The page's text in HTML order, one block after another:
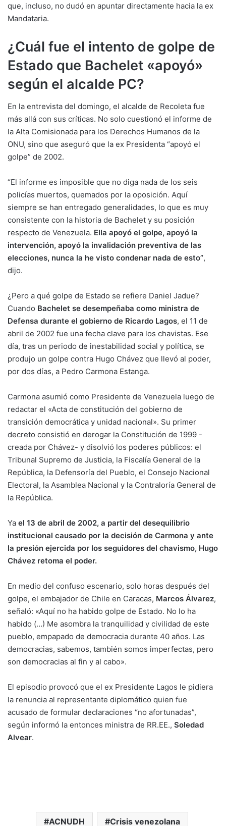
que, incluso, no dudó en apuntar directamente hacia la ex
Mandataria.
¿Cuál fue el intento de golpe de
Estado que Bachelet «apoyó»
según el alcalde PC?
En la entrevista del domingo, el alcalde de Recoleta fue
más allá con sus críticas. No solo cuestionó el informe de
la Alta Comisionada para los Derechos Humanos de la
ONU, sino que aseguró que la ex Presidenta “apoyó el
golpe” de 2002.
“El informe es imposible que no diga nada de los seis
policías muertos, quemados por la oposición. Aquí
siempre se han entregado generalidades, lo que es muy
consistente con la historia de Bachelet y su posición
respecto de Venezuela. Ella apoyó el golpe, apoyó la
intervención, apoyó la invalidación preventiva de las
elecciones, nunca la he visto condenar nada de esto”,
dijo.
¿Pero a qué golpe de Estado se refiere Daniel Jadue?
Cuando Bachelet se desempeñaba como ministra de
Defensa durante el gobierno de Ricardo Lagos, el 11 de
abril de 2002 fue una fecha clave para los chavistas. Ese
día, tras un periodo de inestabilidad social y política, se
produjo un golpe contra Hugo Chávez que llevó al poder,
por dos días, a Pedro Carmona Estanga.
Carmona asumió como Presidente de Venezuela luego de
redactar el «Acta de constitución del gobierno de
transición democrática y unidad nacional». Su primer
decreto consistió en derogar la Constitución de 1999 -
creada por Chávez- y disolvió los poderes públicos: el
Tribunal Supremo de Justicia, la Fiscalía General de la
República, la Defensoría del Pueblo, el Consejo Nacional
Electoral, la Asamblea Nacional y la Contraloría General de
la República.
Ya el 13 de abril de 2002, a partir del desequilibrio
institucional causado por la decisión de Carmona y ante
la presión ejercida por los seguidores del chavismo, Hugo
Chávez retoma el poder.
En medio del confuso escenario, solo horas después del
golpe, el embajador de Chile en Caracas, Marcos Álvarez,
señaló: «Aquí no ha habido golpe de Estado. No lo ha
habido (…) Me asombra la tranquilidad y civilidad de este
pueblo, empapado de democracia durante 40 años. Las
democracias, sabemos, también somos imperfectas, pero
son democracias al fin y al cabo».
El episodio provocó que el ex Presidente Lagos le pidiera
la renuncia al representante diplomático quien fue
acusado de formular declaraciones “no afortunadas”,
según informó la entonces ministra de RR.EE., Soledad
Alvear.
ACNUDH Crisis venezolana